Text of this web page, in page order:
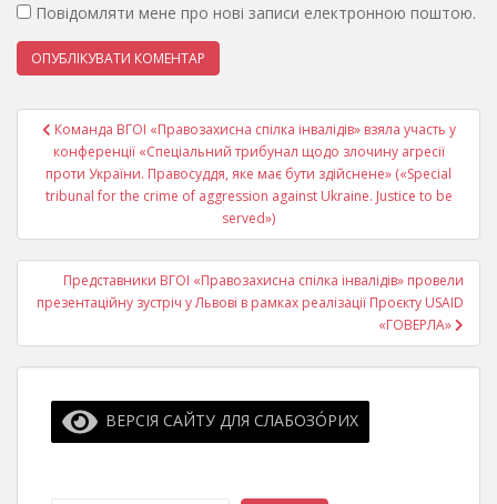
Повідомляти мене про нові записи електронною поштою.
Навігація
записів
Команда ВГОІ «Правозахисна спілка інвалідів» взяла участь у
конференції «Спеціальний трибунал щодо злочину агресії
проти України. Правосуддя, яке має бути здійснене» («Special
tribunal for the crime of aggression against Ukraine. Justice to be
served»)
Представники ВГОІ «Правозахисна спілка інвалідів» провели
презентаційну зустріч у Львові в рамках реалізації Проєкту USAID
«ГОВЕРЛА»
ВЕРСІЯ САЙТУ ДЛЯ СЛАБОЗО́РИХ